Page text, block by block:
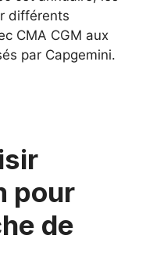
différents
CMA CGM aux
par Capgemini.
pour
de